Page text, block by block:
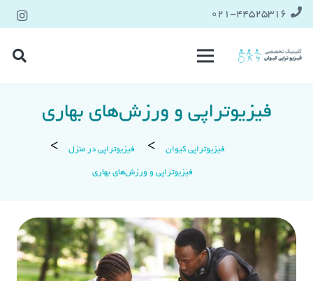
021-۴۴۵۲۵۳۱۶
فیزیوتراپی و ورزش‌های بهاری
فیزیوتراپی کیوان فیزیوتراپی در منزل
فیزیوتراپی و ورزش‌های بهاری